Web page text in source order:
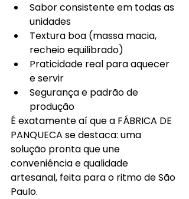
Sabor consistente em todas as
unidades
Textura boa (massa macia,
recheio equilibrado)
Praticidade real para aquecer
e servir
Segurança e padrão de
produção
É exatamente aí que a FÁBRICA DE
PANQUECA se destaca: uma
solução pronta que une
conveniência e qualidade
artesanal, feita para o ritmo de São
Paulo.